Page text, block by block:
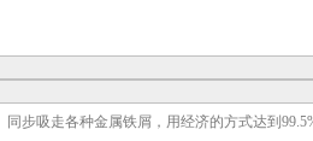
同步吸走各种金属铁屑，用经济的方式达到